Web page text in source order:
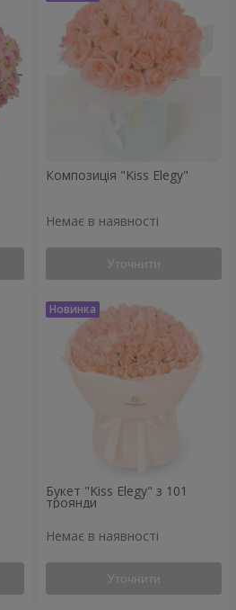
Композиція "Kiss Elegy"
Немає в наявності
Уточнити
Букет "Kiss Elegy" з 101
троянди
Немає в наявності
Уточнити